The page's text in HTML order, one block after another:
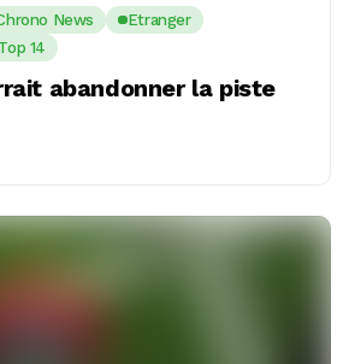
News
Etranger
Top 14
abandonner la piste